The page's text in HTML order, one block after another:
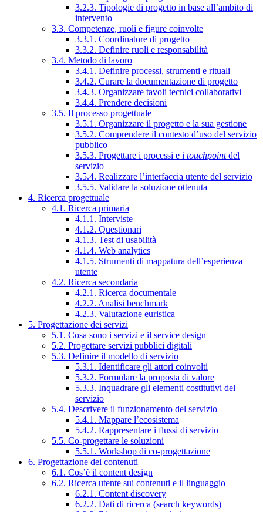
3.2.3. Tipologie di progetto in base all’ambito di
intervento
3.3. Competenze, ruoli e figure coinvolte
3.3.1. Coordinatore di progetto
3.3.2. Definire ruoli e responsabilità
3.4. Metodo di lavoro
3.4.1. Definire processi, strumenti e rituali
3.4.2. Curare la documentazione di progetto
3.4.3. Organizzare tavoli tecnici collaborativi
3.4.4. Prendere decisioni
3.5. Il processo progettuale
3.5.1. Organizzare il progetto e la sua gestione
3.5.2. Comprendere il contesto d’uso del servizio
pubblico
3.5.3. Progettare i processi e i touchpointdel
servizio
3.5.4. Realizzare l’interfaccia utente del servizio
3.5.5. Validare la soluzione ottenuta
4. Ricerca progettuale
4.1. Ricerca primaria
4.1.1. Interviste
4.1.2. Questionari
4.1.3. Test di usabilità
4.1.4. Web analytics
4.1.5. Strumenti di mappatura dell’esperienza
utente
4.2. Ricerca secondaria
4.2.1. Ricerca documentale
4.2.2. Analisi benchmark
4.2.3. Valutazione euristica
5. Progettazione dei servizi
5.1. Cosa sono i servizi e il service design
5.2. Progettare servizi pubblici digitali
5.3. Definire il modello di servizio
5.3.1. Identificare gli attori coinvolti
5.3.2. Formulare la proposta di valore
5.3.3. Inquadrare gli elementi costitutivi del
servizio
5.4. Descrivere il funzionamento del servizio
5.4.1. Mappare l’ecosistema
5.4.2. Rappresentare i flussi di servizio
5.5. Co-progettare le soluzioni
5.5.1. Workshop di co-progettazione
6. Progettazione dei contenuti
6.1. Cos’è il content design
6.2. Ricerca utente sui contenuti e il linguaggio
6.2.1. Content discovery
6.2.2. Dati di ricerca (search keywords)